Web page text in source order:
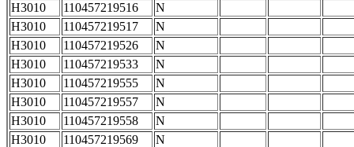
H3010
110457219516
N
H3010
110457219517
N
H3010
110457219526
N
H3010
110457219533
N
H3010
110457219555
N
H3010
110457219557
N
H3010
110457219558
N
H3010
110457219569
N